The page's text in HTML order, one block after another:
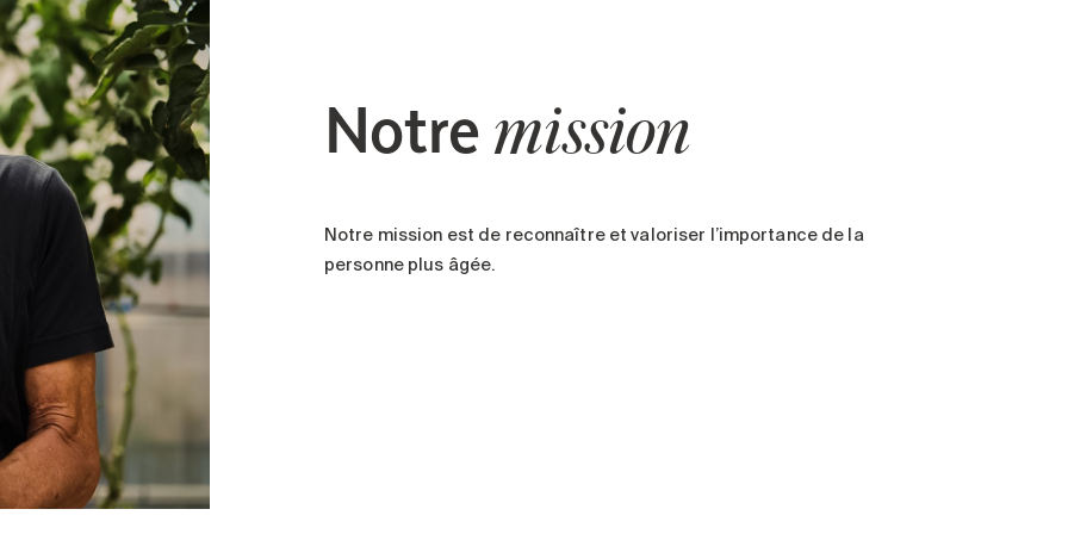
Notre mission
Notre mission est de reconnaître et valoriser l’importance de la
personne plus âgée.